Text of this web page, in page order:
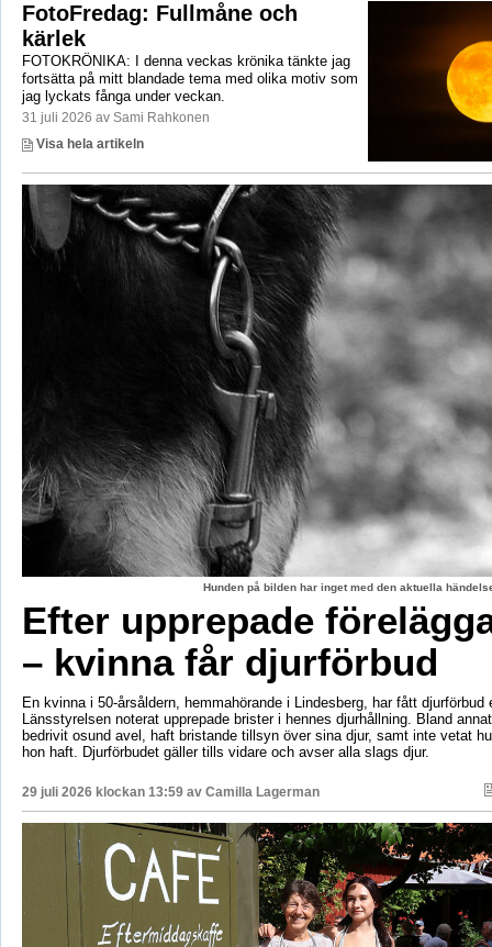
FotoFredag: Fullmåne och
kärlek
FOTOKRÖNIKA: I denna veckas krönika tänkte jag
fortsätta på mitt blandade tema med olika motiv som
jag lyckats fånga under veckan.
31 juli 2026 av Sami Rahkonen
Visa hela artikeln
Hunden på bilden har inget med den aktuella
Efter upprepade
– kvinna får djurförbud
En kvinna i 50-årsåldern, hemmahörande i Lindesberg, har fått djurförbud
Länsstyrelsen noterat upprepade brister i hennes djurhållning. Bland
bedrivit osund avel, haft bristande tillsyn över sina djur, samt inte vetat
hon haft. Djurförbudet gäller tills vidare och avser alla slags djur.
29 juli 2026 klockan 13:59 av Camilla Lagerman